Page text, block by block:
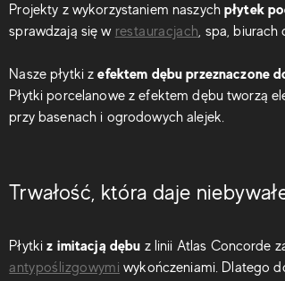
Projekty z wykorzystaniem naszychpłytek
sprawdzają się w restauracjach, spa, biurach
Nasze płytki zefektem dębu przeznaczone
Płytki porcelanowe z efektem dębu tworzą
przy basenach i ogrodowych alejek.
Trwałość, która daje
Płytkiz imitacją dębu z linii Atlas Concorde
antypoślizgowymi wykończeniami. Dlatego